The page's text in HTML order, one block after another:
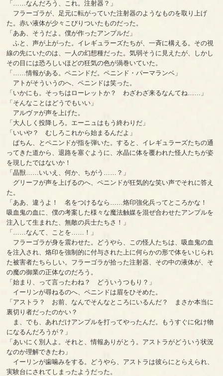
「……なんだろう、これ。注射器？」
フラーゴラが、足元に転がっていた注射器のようなものを取り上げ
た。赤い液体が少々こびりついたものだった。
「ああ、そうだよ。僕が作ったアンプルだ」
ふと、声が上がった。イレギュラーズたちが、一斉に構える。その視
線の先にいたのは、一人の幻想種だった。気弱そうに見えたが、しかし
その目には恐ろしいほどの狂気の色が渦巻いていた。
「……情報がある。ペニンドだ。ペニンド・パーマランベ」
アトがそういうのへ、ペニンドは笑った。
「いかにも。そっちはローレットか？ わざわざ来るなんてね……」
「そんなことはどうでもいい」
アルヴァが声を上げた。
「大人しく投降しろ。エーニュはもう終わりだ」
「いいや？ むしろこれから始まるんだよ」
ぱちん、とペニンドが指を弾いた。すると、イレギュラーズたちの通
ってきた道から、退路を塞ぐように、水晶に体を覆われた怪人たちが姿
を現したではないか！
「晶獣……いいえ、何か、ちがう……？」
グリーフが声を上げるのへ、ペニンドが狂気的な笑い声でそれに答え
た。
「ああ、違うよ！ 名をつけるなら……烙印強化兵ってところかな！
吸血鬼の血に、僕の考案した様々な魔法触媒を混ぜ合わせたアンプルを
注入して生まれた、無敵の兵士たちさ！」
「……なんて、ことを……！」
フラーゴラが身を震わせた。どうやら、この怪人たちは、吸血鬼の血
を注入され、烙印を強制的に付与された上に何らかの形で体をいじられ
た被害者たちらしい。フラーゴラが拾った注射器、その中の液体が、そ
の魔の御業の正体なのだろう。
「始まり、って言ったわね？ どういうつもり？」
イーリンが尋ねるのへ、ペニンドは眉をひそめた。
「アストラ？ お前、なんでそんなところにいるんだ？ まさか本当に
裏切り者だったのかい？
ま、でも、あれだけアンプルを打ってやったんだ。もうすぐに化け物
になるんだろうが？」
「あいにく別人よ。それと、情報ありがとう。アストラがどういう状況
なのか理解できたわ」
イーリンが歯噛みをする。どうやら、アストラは彼らにとらえられ、
実験台にされてしまったようだった。